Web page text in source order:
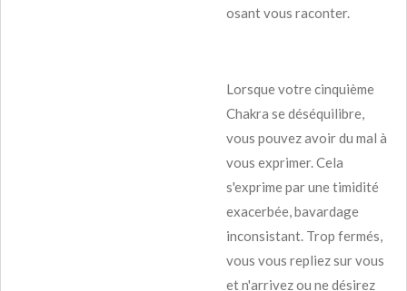
osant vous raconter.
Lorsque votre cinquième
Chakra se déséquilibre,
vous pouvez avoir du mal à
vous exprimer. Cela
s'exprime par une timidité
exacerbée, bavardage
inconsistant. Trop fermés,
vous vous repliez sur vous
et n'arrivez ou ne désirez